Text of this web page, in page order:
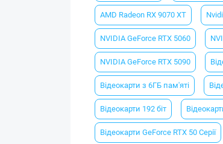
AMD Radeon RX 9070 XT
NVIDIA GeForce RTX 5060
NVIDIA GeForce RTX 5090
Відеокарти з 6ГБ пам'яті
Відеокарти 192 біт
Відеокарти GeForce RTX 50 Серії